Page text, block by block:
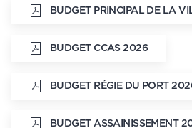
BUDGET PRINCIPAL DE LA
BUDGET CCAS 2026
BUDGET RÉGIE DU PORT
BUDGET ASSAINISSEMENT